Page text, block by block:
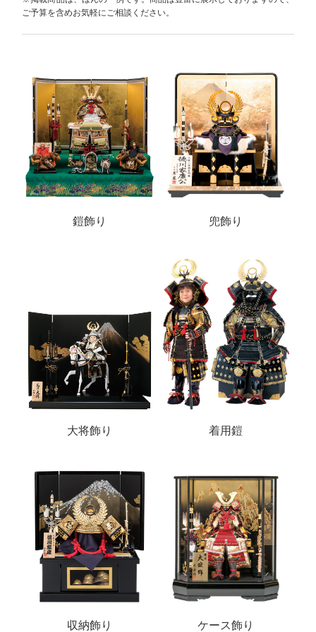
ご予算を含めお気軽にご相談ください。
鎧飾り 兜飾り
大将飾り 着用鎧
収納飾り ケース飾り